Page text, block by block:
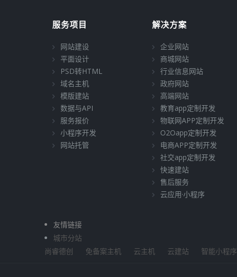
服务项目
网站建设
平面设计
PSD转HTML
域名主机
模版建站
数据与API
服务报价
小程序开发
网站托管
解决方案
企业网站
商城网站
行业信息网站
政府网站
高端网站
教育app定制开发
物联网APP定制开发
O2Oapp定制开发
电商APP定制开发
社交app定制开发
快速建站
售后服务
云应用·小程序
友情链接
城市分站
尚睿德创
免备案主机 云主机 云建站 智能小程序